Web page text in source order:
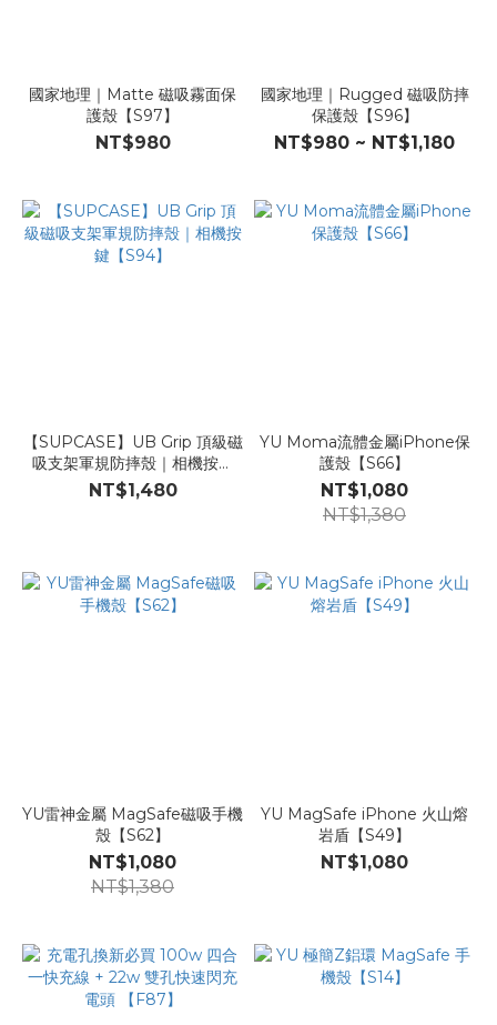
國家地理｜Matte 磁吸霧面保
護殼【S97】
NT$980
國家地理｜Rugged 磁吸防摔
保護殼【S96】
NT$980 ~ NT$1,180
【SUPCASE】UB Grip 頂級磁
吸支架軍規防摔殼｜相機按鍵
【S94】
NT$1,480
YU Moma流體金屬iPhone保
護殼【S66】
NT$1,080
NT$1,380
YU雷神金屬 MagSafe磁吸手機
殼【S62】
NT$1,080
NT$1,380
YU MagSafe iPhone 火山熔
岩盾【S49】
NT$1,080